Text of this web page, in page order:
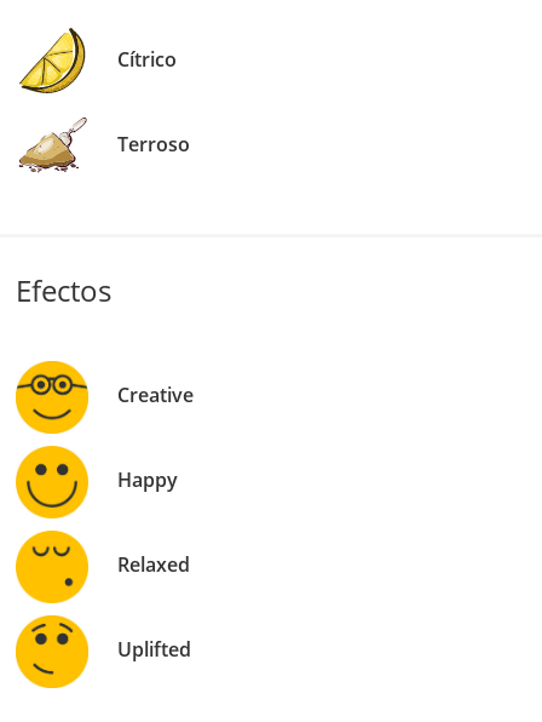
Cítrico
Terroso
Efectos
Creative
Happy
Relaxed
Uplifted